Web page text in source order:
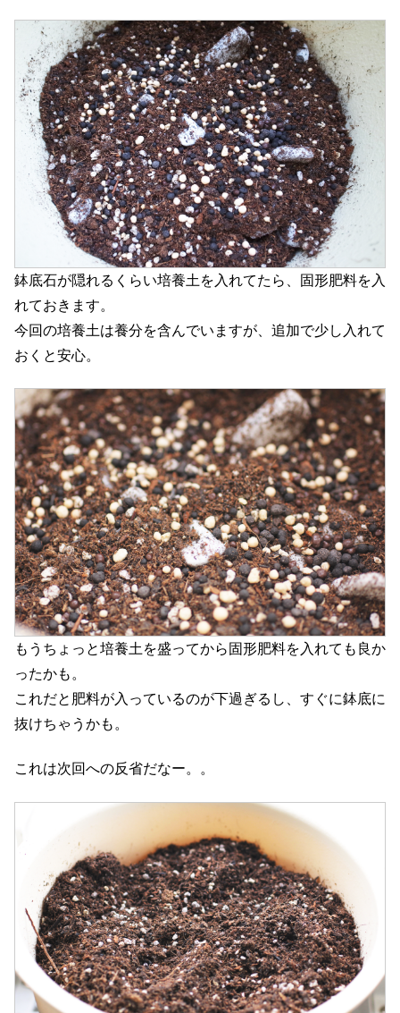
鉢底石が隠れるくらい培養土を入れてたら、固形肥料を入
れておきます。
今回の培養土は養分を含んでいますが、追加で少し入れて
おくと安心。
もうちょっと培養土を盛ってから固形肥料を入れても良か
ったかも。
これだと肥料が入っているのが下過ぎるし、すぐに鉢底に
抜けちゃうかも。
これは次回への反省だなー。。